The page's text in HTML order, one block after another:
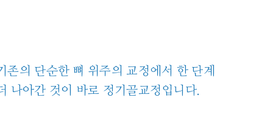
존의 단순한 뼈 위주의 교정에서 한 단계
나아간 것이 바로 정기골교정입니다.